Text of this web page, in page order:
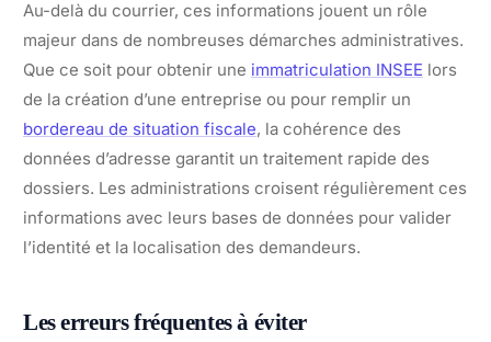
Au-delà du courrier, ces informations jouent un rôle
majeur dans de nombreuses démarches administratives.
Que ce soit pour obtenir une immatriculation INSEE lors
de la création d’une entreprise ou pour remplir un
bordereau de situation fiscale, la cohérence des
données d’adresse garantit un traitement rapide des
dossiers. Les administrations croisent régulièrement ces
informations avec leurs bases de données pour valider
l’identité et la localisation des demandeurs.
Les erreurs fréquentes à éviter